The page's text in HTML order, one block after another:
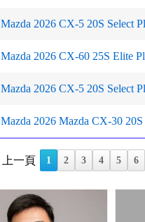
Mazda 2026 CX-5 20S Select
Mazda 2026 CX-60 25S Elite
Mazda 2026 CX-5 20S Select
Mazda 2026 Mazda CX-30
上一頁 1 2 3 4 5 6